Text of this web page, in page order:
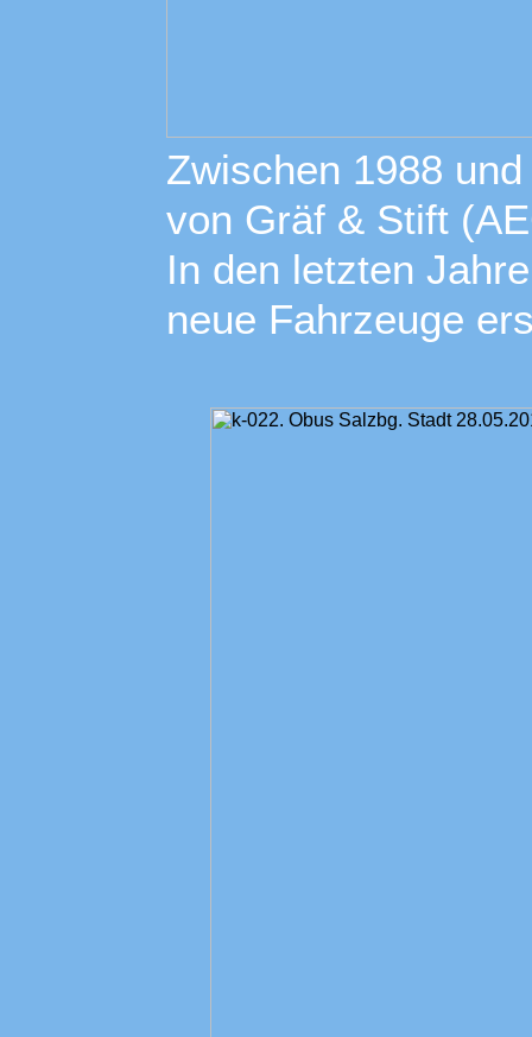
Zwischen 1988
von Gräf & Stift
In den letzten
neue Fahrzeuge